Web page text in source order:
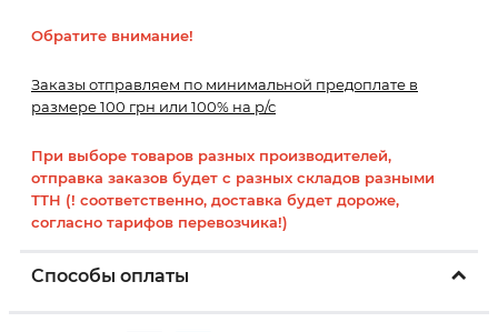
Обратите внимание!
Заказы отправляем по минимальной предоплате в
размере 100 грн или 100% на р/с
При выборе товаров разных производителей,
отправка заказов будет с разных складов разными
ТТН (! соответственно, доставка будет дороже,
согласно тарифов перевозчика!)
Способы оплаты